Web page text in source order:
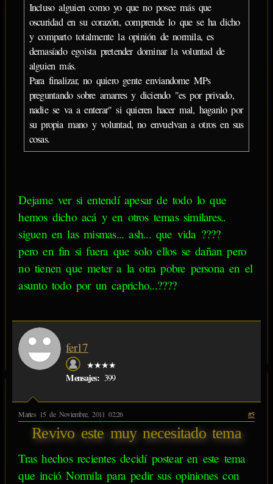
Incluso alguien como yo que no posee más que
oscuridad en su corazón, comprende lo que se ha dicho
y comparto totalmente la opinión de normila, es
demasíado egoista pretender dominar la voluntad de
alguien más.
Para finalizar, no quiero gente enviandome MPs
preguntando sobre amarres y diciendo "es por privado,
nadie se va a enterar" si quieren hacer mal, haganlo por
su propia mano y voluntad, no envuelvan a otros en sus
cosas.
Dejame ver si entendí apesar de todo lo que
hemos dicho acá y en otros temas similares..
siguen en las mismas... ash... que vida ????
pero en fin si fuera que solo ellos se dañan pero
no tienen que meter a la otra pobre persona en el
asunto todo por un capricho...????
fer17
★★★★
Mensajes: 399
Martes 15 de Noviembre, 2011 02:26 #5
Revivo este muy necesitado tema
Tras hechos recientes decidí postear en este tema
que inció Normila para pedir sus opiniones con